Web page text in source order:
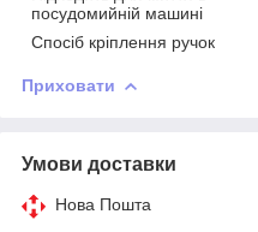
посудомийній машині
Спосіб кріплення ручок
Приховати
Умови доставки
Нова Пошта